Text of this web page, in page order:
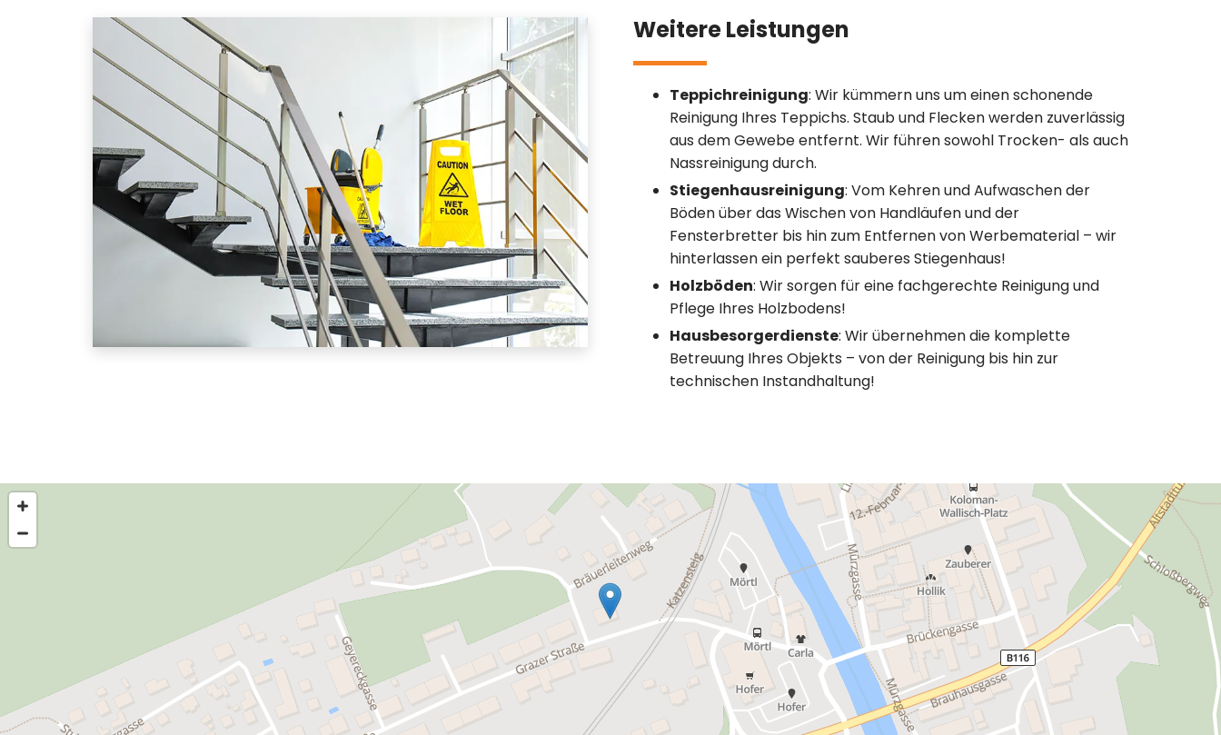
Weitere Leistungen
Teppichreinigung: Wir kümmern uns um einen schonende
Reinigung Ihres Teppichs. Staub und Flecken werden zuverlässig
aus dem Gewebe entfernt. Wir führen sowohl Trocken- als auch
Nassreinigung durch.
Stiegenhausreinigung: Vom Kehren und Aufwaschen der
Böden über das Wischen von Handläufen und der
Fensterbretter bis hin zum Entfernen von Werbematerial – wir
hinterlassen ein perfekt sauberes Stiegenhaus!
Holzböden: Wir sorgen für eine fachgerechte Reinigung und
Pflege Ihres Holzbodens!
Hausbesorgerdienste: Wir übernehmen die komplette
Betreuung Ihres Objekts – von der Reinigung bis hin zur
technischen Instandhaltung!